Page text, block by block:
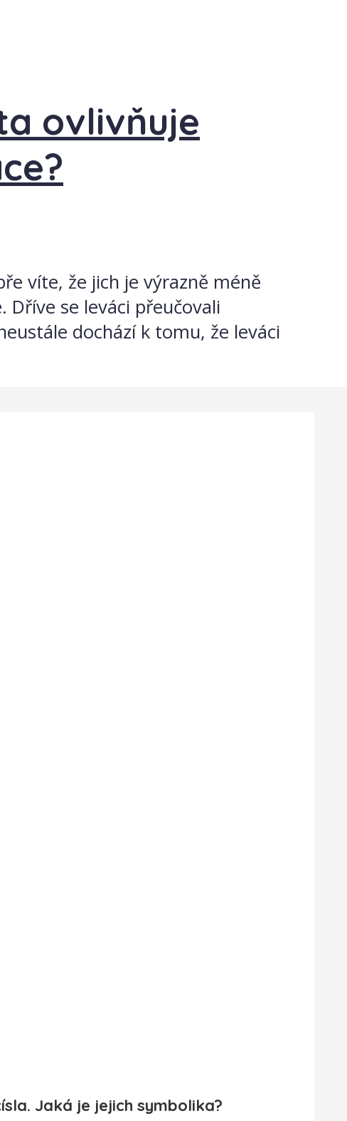
ovlivňuje
víte, že jich je výrazně méně
se leváci přeučovali
dochází k tomu, že leváci
Jaká je jejich symbolika?